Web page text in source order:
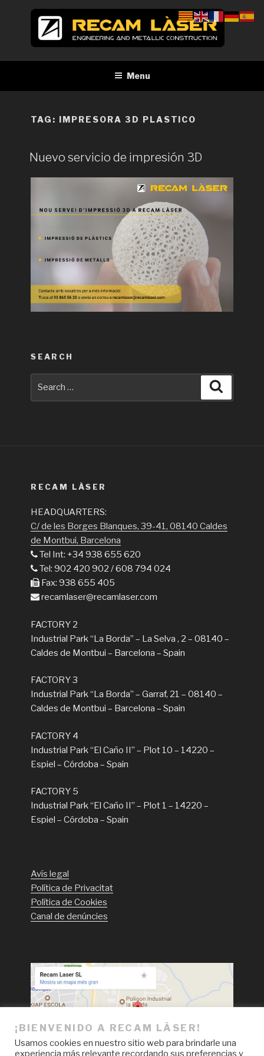
RECAM LÀSER
Menu
TAG: IMPRESORA 3D PLASTICO
Nuevo servicio de impresión 3D
SEARCH
RECAM LÀSER
HEADQUARTERS:
C/ de les Borges Blanques, 39-41, 08140 Caldes
de Montbui, Barcelona
Tel Int: +34 938 655 620
Tel: 902 420 902 / 608 794 024
Fax: 938 655 405
recamlaser@recamlaser.com
FACTORY 2
Industrial Park “La Borda” – La Selva , 2 – 08140 –
Caldes de Montbui – Barcelona – Spain
FACTORY 3
Industrial Park “La Borda” – Garraf, 21 – 08140 –
Caldes de Montbui – Barcelona – Spain
FACTORY 4
Industrial Park “El Caño II” – Plot 10 – 14220 –
Espiel – Córdoba – Spain
FACTORY 5
Industrial Park “El Caño II” – Plot 1 – 14220 –
Espiel – Córdoba – Spain
Avís legal
Política de Privacitat
Política de Cookies
Canal de denúncies
¡BIENVENIDO A RECAM LÀSER!
Usamos cookies en nuestro sitio web para brindarle una
experiencia más relevante recordando sus preferencias y